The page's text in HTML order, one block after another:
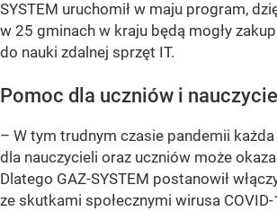
SYSTEM uruchomił w maju program,
w 25 gminach w kraju będą mogły
do nauki zdalnej sprzęt IT.
Pomoc dla uczniów i
– W tym trudnym czasie pandemii
dla nauczycieli oraz uczniów może
Dlatego GAZ-SYSTEM postanowił
ze skutkami społecznymi wirusa